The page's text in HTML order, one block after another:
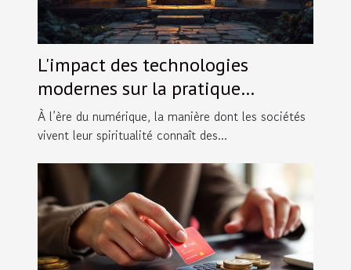
L'impact des technologies
modernes sur la pratique
religieuse traditionnelle
À l’ère du numérique, la manière dont les sociétés
vivent leur spiritualité connaît des...